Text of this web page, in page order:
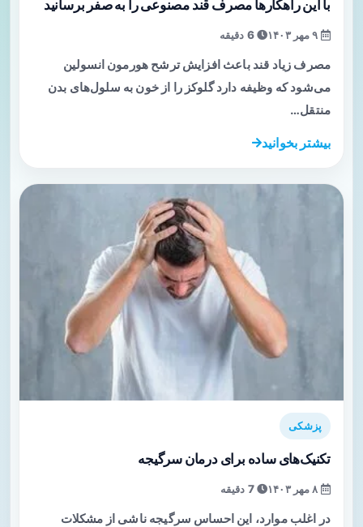
با این راهکارها مصرف قند مصنوعی را به صفر برسانید
6 دقیقه
مصرف زیاد قند باعث افزایش ترشح هورمون انسولین
می‌شود که وظیفه دارد گلوکز را از خون به سلول‌های بدن
منتقل…
بیشتر بخوانید
پزشکی
تکنیک‌های ساده برای درمان سرگیجه
7 دقیقه
در اغلب موارد، این احساس سرگیجه ناشی از مشکلات